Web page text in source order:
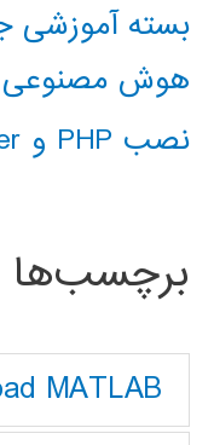
بسته آموزشی
هوش مصنوعی
نصب PHP و composer در ویندوز 10
برچسب‌ها
MATLAB